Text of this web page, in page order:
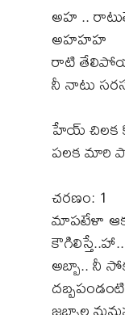
అహ ..
అహహహ
రాటి
నీ నాటు
హేయ్ చిలక
పలక మారి
చరణం: 1
మాపటేళా
కౌగిలిస్తే..హా..
అబ్బా.. నీ